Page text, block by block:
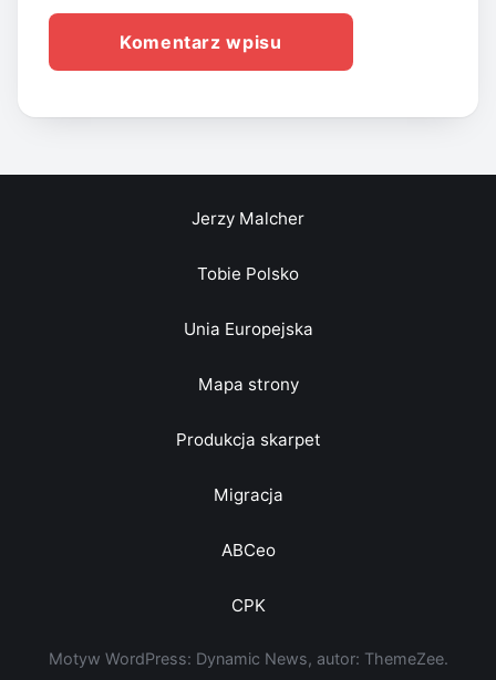
Jerzy Malcher
Tobie Polsko
Unia Europejska
Mapa strony
Produkcja skarpet
Migracja
ABCeo
CPK
Motyw WordPress: Dynamic News, autor: ThemeZee.